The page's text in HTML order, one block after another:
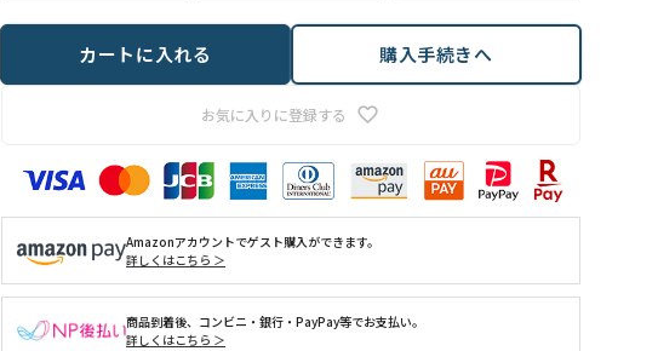
お気に入りに登録する
カートに入れる 購入手続きへ
Amazonアカウントでゲスト購入ができます。
詳しくはこちら ＞
商品到着後、コンビニ・銀行・PayPay等でお支払い。
詳しくはこちら ＞